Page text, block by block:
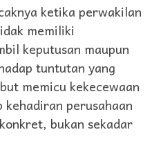
ketika perwakilan
memiliki
keputusan maupun
tuntutan yang
memicu kekecewaan
perusahaan
bukan sekadar